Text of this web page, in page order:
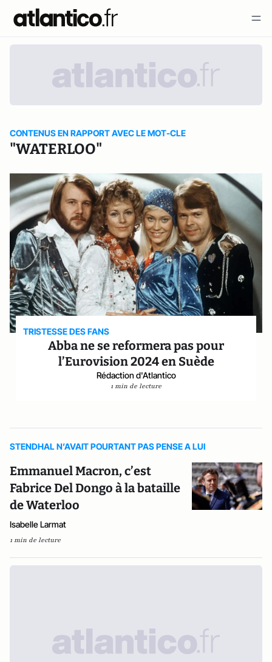
CONTENUS EN RAPPORT AVEC LE MOT-CLE
"WATERLOO"
TRISTESSE DES FANS
Abba ne se reformera pas pour
l’Eurovision 2024 en Suède
Rédaction d'Atlantico
1 min de lecture
STENDHAL N’AVAIT POURTANT PAS PENSE A LUI
Emmanuel Macron, c’est
Fabrice Del Dongo à la bataille
de Waterloo
Isabelle Larmat
1 min de lecture